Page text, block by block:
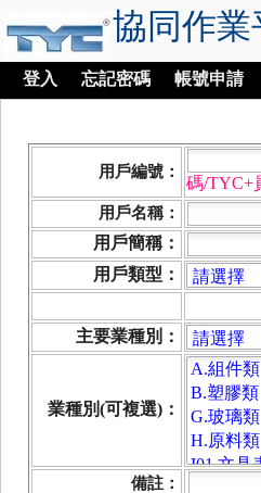
協同作業
登入 忘記密碼 帳號申請
用戶編號：
碼/TYC+
用戶名稱：
用戶簡稱：
用戶類型：
主要業種別：
業種別(可複選)：
備註：